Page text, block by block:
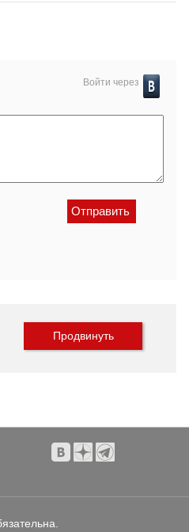
Войти через
Продвинуть